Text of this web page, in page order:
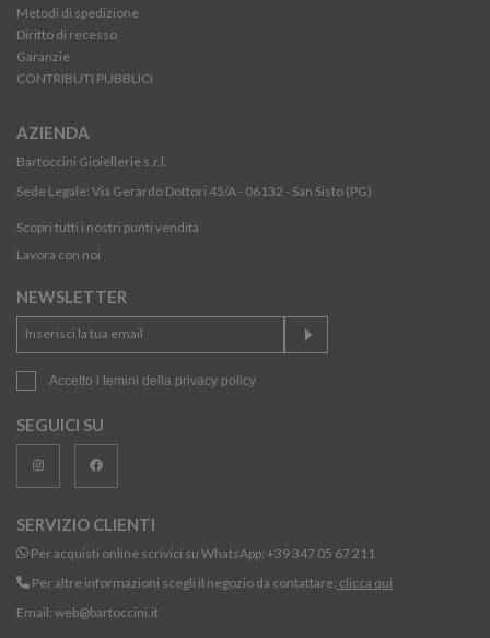
Metodi di spedizione
Diritto di recesso
Garanzie
CONTRIBUTI PUBBLICI
AZIENDA
Bartoccini Gioiellerie s.r.l.
Sede Legale: Via Gerardo Dottori 45/A - 06132 - San Sisto (PG)
Scopri tutti i nostri punti vendita
Lavora con noi
NEWSLETTER
Accetto i temini della privacy policy
SEGUICI SU
SERVIZIO CLIENTI
Per acquisti online scrivici su WhatsApp: +39 347 05 67 211
Per altre informazioni scegli il negozio da contattare: clicca qui
Email: web@bartoccini.it